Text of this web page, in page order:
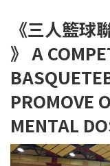
《三人籃球
》 A
PROMOVE
MENTAL